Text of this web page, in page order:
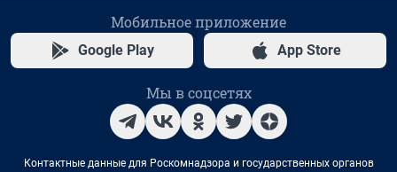
Мобильное приложение
Google Play App Store
Мы в соцсетях
Контактные данные для Роскомнадзора и государственных органов